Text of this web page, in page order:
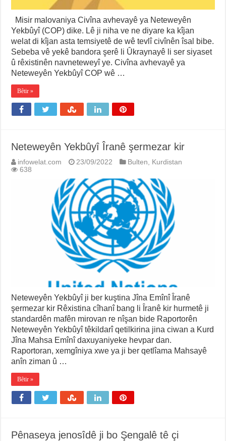
Misir malovaniya Civîna avhevayê ya Neteweyên
Yekbûyî (COP) dike. Lê ji niha ve ne diyare ka kîjan
welat di kîjan asta temsiyetê de wê tevlî civînên îsal bibe.
Sebeba vê yekê bandora şerê li Ûkraynayê li ser siyaset
û rêxistinên navneteweyî ye. Civîna avhevayê ya
Neteweyên Yekbûyî COP wê …
Bêtir »
Neteweyên Yekbûyî Îranê şermezar kir
infowelat.com 23/09/2022 Bulten, Kurdistan
638
Neteweyên Yekbûyî ji ber kuştina Jîna Emînî Îranê
şermezar kir Rêxistina cîhanî bang li Îranê kir hurmetê ji
standardên mafên mirovan re nîşan bide Raportorên
Neteweyên Yekbûyî têkildarî qetilkirina jina ciwan a Kurd
Jîna Mahsa Emînî daxuyaniyeke hevpar dan.
Raportoran, xemgîniya xwe ya ji ber qetlîama Mahsayê
anîn ziman û …
Bêtir »
Pênaseya jenosîdê ji bo Şengalê tê çi